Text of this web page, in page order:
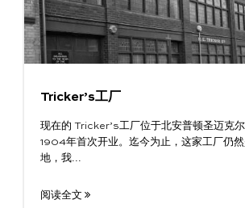
Tricker’s工厂
现在的 Tricker’s工厂位于北安普顿圣迈克
1904年首次开业。迄今为止，这家工厂仍
地，我...
阅读全文